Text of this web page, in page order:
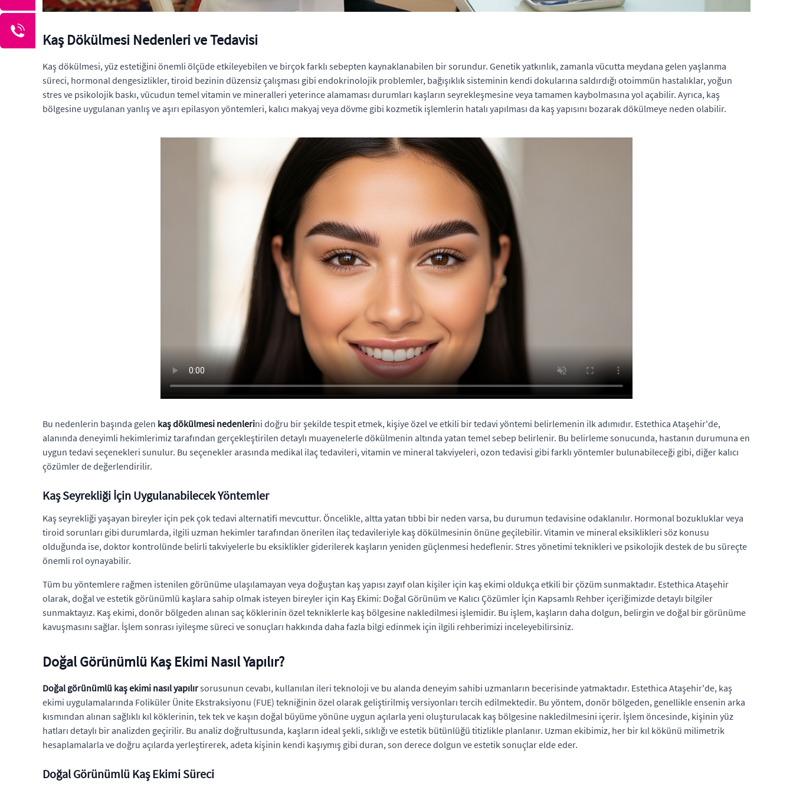
Kaş Dökülmesi Nedenleri ve Tedavisi
Kaş dökülmesi, yüz estetiğini önemli ölçüde etkileyebilen ve birçok farklı sebepten kaynaklanabilen bir sorundur. Genetik yatkınlık, zamanla vücutta meydana gelen yaşlanma
süreci, hormonal dengesizlikler, tiroid bezinin düzensiz çalışması gibi endokrinolojik problemler, bağışıklık sisteminin kendi dokularına saldırdığı otoimmün hastalıklar, yoğun
stres ve psikolojik baskı, vücudun temel vitamin ve mineralleri yeterince alamaması durumları kaşların seyrekleşmesine veya tamamen kaybolmasına yol açabilir. Ayrıca, kaş
bölgesine uygulanan yanlış ve aşırı epilasyon yöntemleri, kalıcı makyaj veya dövme gibi kozmetik işlemlerin hatalı yapılması da kaş yapısını bozarak dökülmeye neden olabilir.
Bu nedenlerin başında gelen kaş dökülmesi nedenlerini doğru bir şekilde tespit etmek, kişiye özel ve etkili bir tedavi yöntemi belirlemenin ilk adımıdır. Estethica Ataşehir'de,
alanında deneyimli hekimlerimiz tarafından gerçekleştirilen detaylı muayenelerle dökülmenin altında yatan temel sebep belirlenir. Bu belirleme sonucunda, hastanın durumuna en
uygun tedavi seçenekleri sunulur. Bu seçenekler arasında medikal ilaç tedavileri, vitamin ve mineral takviyeleri, ozon tedavisi gibi farklı yöntemler bulunabileceği gibi, diğer kalıcı
çözümler de değerlendirilir.
Kaş Seyrekliği İçin Uygulanabilecek Yöntemler
Kaş seyrekliği yaşayan bireyler için pek çok tedavi alternatifi mevcuttur. Öncelikle, altta yatan tıbbi bir neden varsa, bu durumun tedavisine odaklanılır. Hormonal bozukluklar veya
tiroid sorunları gibi durumlarda, ilgili uzman hekimler tarafından önerilen ilaç tedavileriyle kaş dökülmesinin önüne geçilebilir. Vitamin ve mineral eksiklikleri söz konusu
olduğunda ise, doktor kontrolünde belirli takviyelerle bu eksiklikler giderilerek kaşların yeniden güçlenmesi hedeflenir. Stres yönetimi teknikleri ve psikolojik destek de bu süreçte
önemli rol oynayabilir.
Tüm bu yöntemlere rağmen istenilen görünüme ulaşılamayan veya doğuştan kaş yapısı zayıf olan kişiler için kaş ekimi oldukça etkili bir çözüm sunmaktadır. Estethica Ataşehir
olarak, doğal ve estetik görünümlü kaşlara sahip olmak isteyen bireyler için Kaş Ekimi: Doğal Görünüm ve Kalıcı Çözümler İçin Kapsamlı Rehber içeriğimizde detaylı bilgiler
sunmaktayız. Kaş ekimi, donör bölgeden alınan saç köklerinin özel tekniklerle kaş bölgesine nakledilmesi işlemidir. Bu işlem, kaşların daha dolgun, belirgin ve doğal bir görünüme
kavuşmasını sağlar. İşlem sonrası iyileşme süreci ve sonuçları hakkında daha fazla bilgi edinmek için ilgili rehberimizi inceleyebilirsiniz.
Doğal Görünümlü Kaş Ekimi Nasıl Yapılır?
Doğal görünümlü kaş ekimi nasıl yapılırsorusunun cevabı, kullanılan ileri teknoloji ve bu alanda deneyim sahibi uzmanların becerisinde yatmaktadır. Estethica Ataşehir'de, kaş
ekimi uygulamalarında Foliküler Ünite Ekstraksiyonu (FUE) tekniğinin özel olarak geliştirilmiş versiyonları tercih edilmektedir. Bu yöntem, donör bölgeden, genellikle ensenin arka
kısmından alınan sağlıklı kıl köklerinin, tek tek ve kaşın doğal büyüme yönüne uygun açılarla yeni oluşturulacak kaş bölgesine nakledilmesini içerir. İşlem öncesinde, kişinin yüz
hatları detaylı bir analizden geçirilir. Bu analiz doğrultusunda, kaşların ideal şekli, sıklığı ve estetik bütünlüğü titizlikle planlanır. Uzman ekibimiz, her bir kıl kökünü milimetrik
hesaplamalarla ve doğru açılarda yerleştirerek, adeta kişinin kendi kaşıymış gibi duran, son derece dolgun ve estetik sonuçlar elde eder.
Doğal Görünümlü Kaş Ekimi Süreci